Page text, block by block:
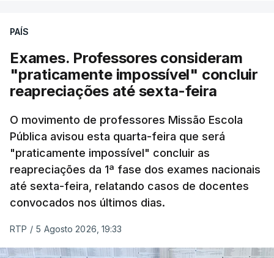
PAÍS
Exames. Professores consideram
"praticamente impossível" concluir
reapreciações até sexta-feira
O movimento de professores Missão Escola
Pública avisou esta quarta-feira que será
"praticamente impossível" concluir as
reapreciações da 1ª fase dos exames nacionais
até sexta-feira, relatando casos de docentes
convocados nos últimos dias.
RTP / 5 Agosto 2026, 19:33